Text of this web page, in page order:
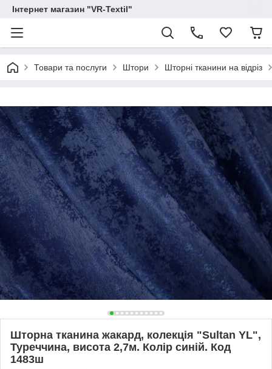
Інтернет магазин "VR-Textil"
Товари та послуги Штори Шторні тканини на відріз
Шторна тканина жакард, колекція "Sultan YL",
Туреччина, висота 2,7м. Колір синій. Код
1483ш